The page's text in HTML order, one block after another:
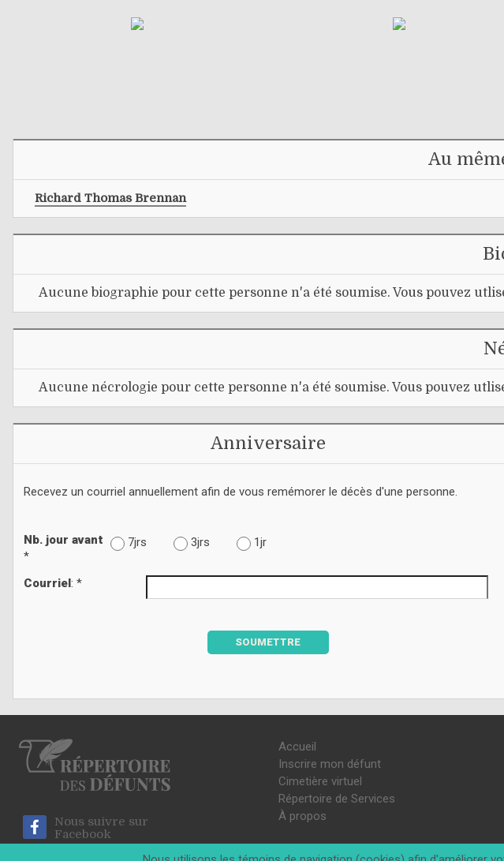
Au
Richard Thomas Brennan
Aucune biographie pour cette personne n'a été soumise. Vous pouvez
Aucune nécrologie pour cette personne n'a été soumise. Vous pouvez
Anniversaire
Recevez un courriel annuellement afin de vous remémorer le décès d'une personne.
Nb. jour avant
*
7jrs 3jrs 1jr
Courriel: *
SOUMETTRE
Nous suivre sur
Facebook
Accueil
Inscrire mon défunt
Cimetière virtuel
Répertoire de Services
À propos